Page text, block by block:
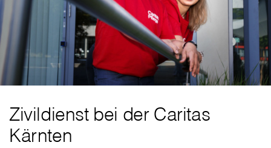
Zivildienst bei der Caritas
Kärnten